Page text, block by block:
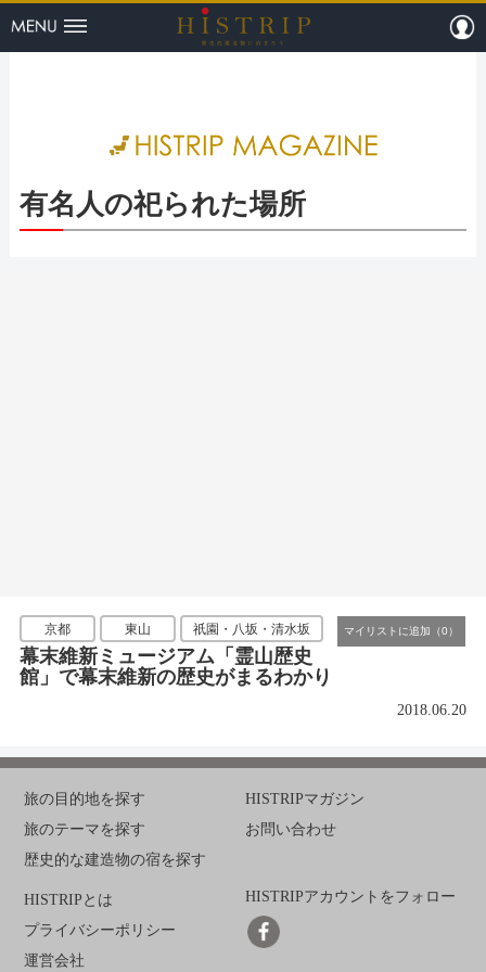
HISTRIP（
有名人の祀られた場所
京都 東山 祇園・八坂・清水坂
幕末維新ミュージアム「霊山歴史
館」で幕末維新の歴史がまるわかり
2018.06.20
旅の目的地を探す
旅のテーマを探す
歴史的な建造物の宿を探す
HISTRIPマガジン
お問い合わせ
HISTRIPとは
プライバシーポリシー
運営会社
HISTRIPアカウントをフォロー